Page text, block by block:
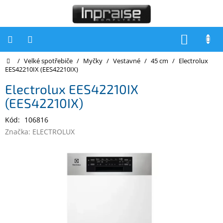
Počítače
Inpraise
Notebooky
Tiskárny
Domů
/ Velké spotřebiče / Myčky / Vestavné / 45 cm / Electrolux
EES42210IX (EES42210IX)
Electrolux EES42210IX
(EES42210IX)
Kód: 106816
Značka: ELECTROLUX